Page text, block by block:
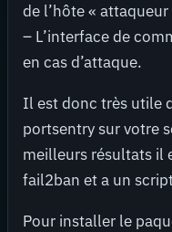
de l’hôte «
– L’interface de
en cas d’attaque.
Il est donc très utile
portsentry sur votre
meilleurs résultats il
fail2ban et a un
Pour installer le